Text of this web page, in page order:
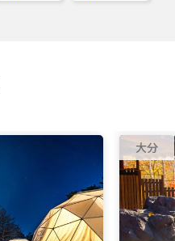
大分